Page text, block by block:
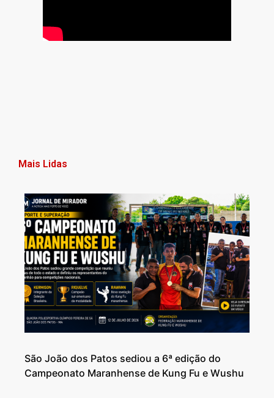
Mais Lidas
São João dos Patos sediou a 6ª edição do
Campeonato Maranhense de Kung Fu e Wushu